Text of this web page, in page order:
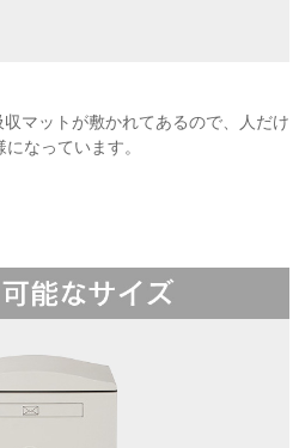
マットが敷かれてあるので、人だけ
なっています。